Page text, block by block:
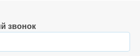
звонок